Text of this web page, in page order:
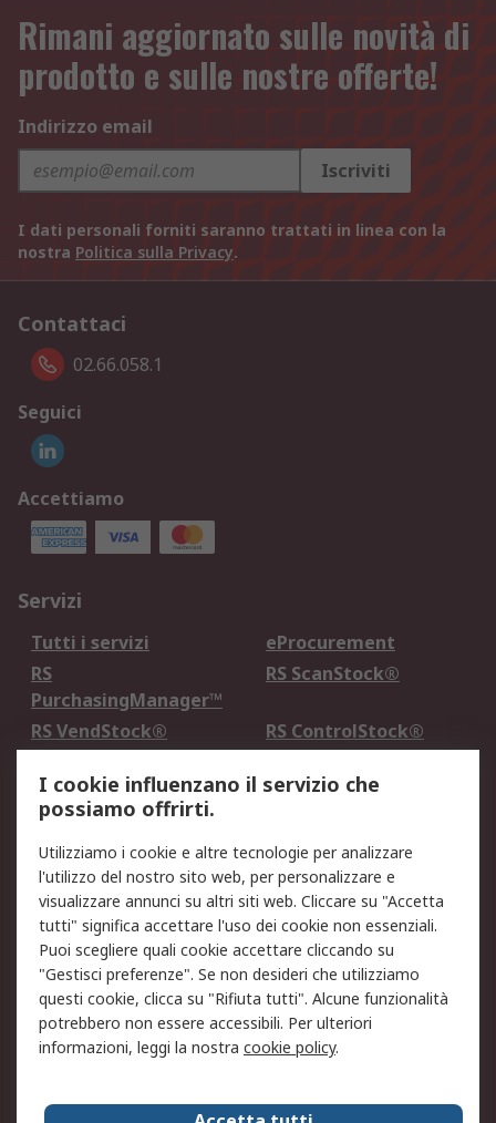
Rimani aggiornato sulle novità di
prodotto e sulle nostre offerte!
Indirizzo email
Iscriviti
I dati personali forniti saranno trattati in linea con la
nostra Politica sulla Privacy.
Contattaci
02.66.058.1
Seguici
Accettiamo
Servizi
Tutti i servizi
eProcurement
RS
PurchasingManager™
RS ScanStock®
RS VendStock®
RS ControlStock®
Legale
Informativa Cookie
Informativa Privacy -
Aggiornata
Email Security
Termini d'uso
Condizioni di vendita
Condizioni generali di
servizio
Etica e responsabilità
Chi Siamo
Chi Siamo
Contattaci
I cookie influenzano il servizio che
possiamo offrirti.
Utilizziamo i cookie e altre tecnologie per analizzare
l'utilizzo del nostro sito web, per personalizzare e
visualizzare annunci su altri siti web. Cliccare su "Accetta
tutti" significa accettare l'uso dei cookie non essenziali.
Puoi scegliere quali cookie accettare cliccando su
"Gestisci preferenze". Se non desideri che utilizziamo
questi cookie, clicca su "Rifiuta tutti". Alcune funzionalità
potrebbero non essere accessibili. Per ulteriori
informazioni, leggi la nostra cookie policy.